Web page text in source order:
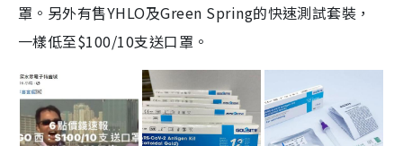
罩。另外有售YHLO及Green Spring的快速測試套裝，
一樣低至$100/10支送口罩。